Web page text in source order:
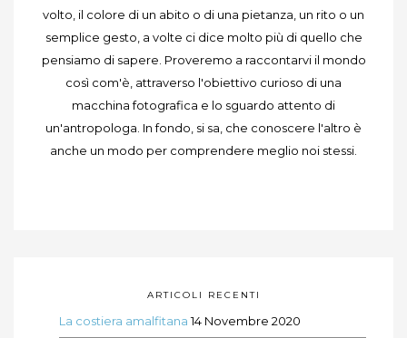
volto, il colore di un abito o di una pietanza, un rito o un
semplice gesto, a volte ci dice molto più di quello che
pensiamo di sapere. Proveremo a raccontarvi il mondo
così com'è, attraverso l'obiettivo curioso di una
macchina fotografica e lo sguardo attento di
un'antropologa. In fondo, si sa, che conoscere l'altro è
anche un modo per comprendere meglio noi stessi.
ARTICOLI RECENTI
La costiera amalfitana 14 Novembre 2020